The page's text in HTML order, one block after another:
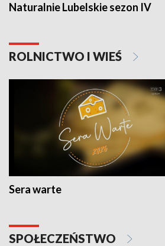
Naturalnie Lubelskie sezon IV
ROLNICTWO I WIEŚ
Sera warte
SPOŁECZEŃSTWO